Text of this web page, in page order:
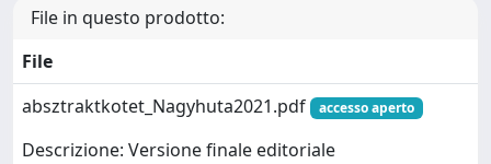
File in questo prodotto:
File
absztraktkotet_Nagyhuta2021.pdf
accesso aperto
Descrizione: Versione finale editoriale